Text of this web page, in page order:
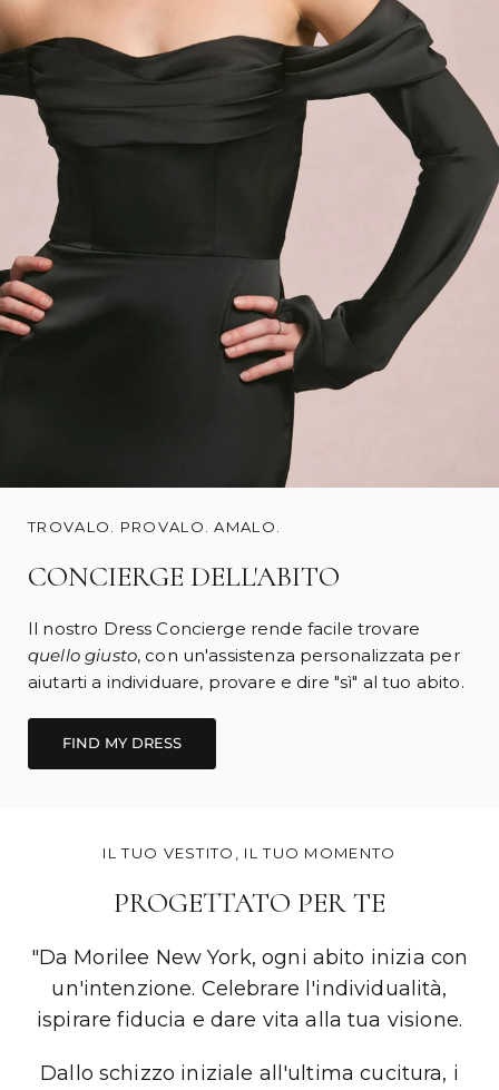
TROVALO. PROVALO. AMALO.
CONCIERGE DELL'ABITO
Il nostro Dress Concierge rende facile trovare
quello giusto, con un'assistenza personalizzata per
aiutarti a individuare, provare e dire "sì" al tuo abito.
FIND MY DRESS
IL TUO VESTITO, IL TUO MOMENTO
PROGETTATO PER TE
"Da Morilee New York, ogni abito inizia con
un'intenzione. Celebrare l'individualità,
ispirare fiducia e dare vita alla tua visione.
Dallo schizzo iniziale all'ultima cucitura, i